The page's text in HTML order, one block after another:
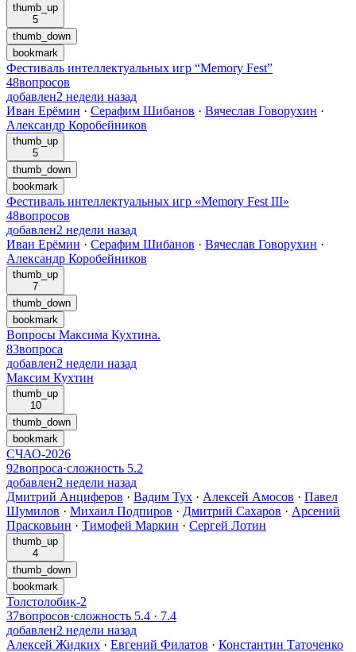
thumb_up
5
thumb_down
bookmark
Фестиваль интеллектуальных игр “Memory Fest”
48вопросов
добавлен2 недели назад
Иван Ерёмин · Серафим Шибанов · Вячеслав Говорухин ·
Александр Коробейников
thumb_up
5
thumb_down
bookmark
Фестиваль интеллектуальных игр «Memory Fest III»
48вопросов
добавлен2 недели назад
Иван Ерёмин · Серафим Шибанов · Вячеслав Говорухин ·
Александр Коробейников
thumb_up
7
thumb_down
bookmark
Вопросы Максима Кухтина.
83вопроса
добавлен2 недели назад
Максим Кухтин
thumb_up
10
thumb_down
bookmark
СЧАО-2026
92вопроса·сложность 5.2
добавлен2 недели назад
Дмитрий Анциферов · Вадим Тух · Алексей Амосов · Павел
Шумилов · Михаил Подпиров · Дмитрий Сахаров · Арсений
Прасковьин · Тимофей Маркин · Сергей Лотин
thumb_up
4
thumb_down
bookmark
Толстолобик-2
37вопросов·сложность 5.4 · 7.4
добавлен2 недели назад
Алексей Жидких · Евгений Филатов · Константин Таточенко